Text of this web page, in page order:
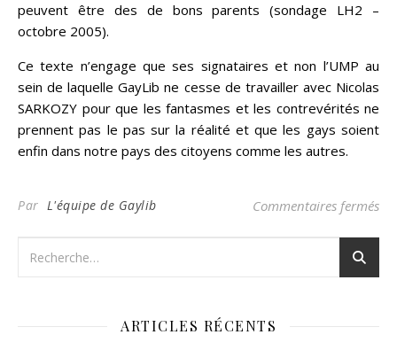
peuvent être des de bons parents (sondage LH2 –
octobre 2005).
Ce texte n’engage que ses signataires et non l’UMP au
sein de laquelle GayLib ne cesse de travailler avec Nicolas
SARKOZY pour que les fantasmes et les contrevérités ne
prennent pas le pas sur la réalité et que les gays soient
enfin dans notre pays des citoyens comme les autres.
Par L'équipe de Gaylib Commentaires fermés
ARTICLES RÉCENTS